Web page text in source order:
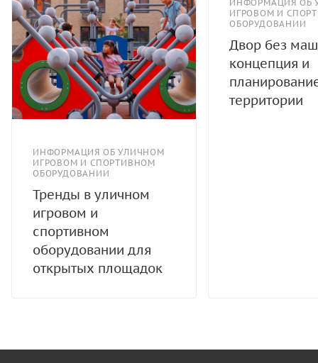
ИНФОРМАЦИЯ ОБ УЛИЧНОМ
ИГРОВОМ И СПОРТИВНОМ
ОБОРУДОВАНИИ
Тренды в уличном
игровом и
спортивном
оборудовании для
открытых площадок
ИНФОРМАЦИЯ ОБ
ИГРОВОМ И
ОБОРУДОВАНИИ
Двор без
концепция и
территории